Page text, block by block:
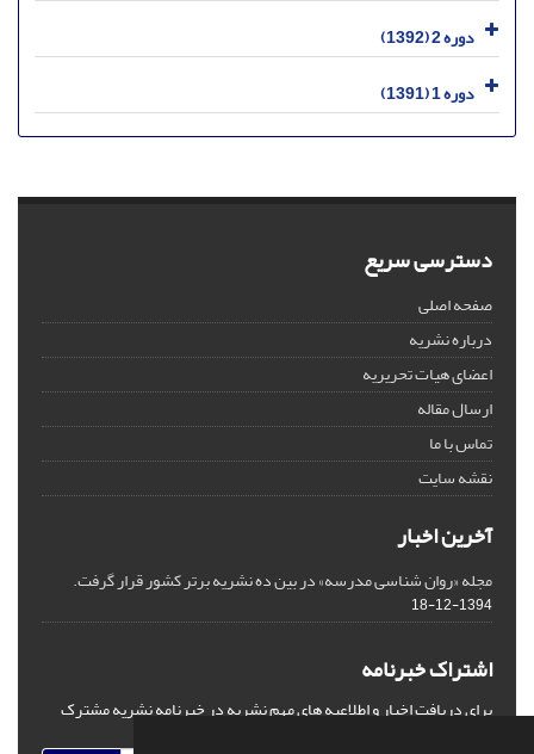
دوره 2 (1392)
دوره 1 (1391)
دسترسی سریع
صفحه اصلی
درباره نشریه
اعضای هیات تحریریه
ارسال مقاله
تماس با ما
نقشه سایت
آخرین اخبار
مجله «روان شناسی مدرسه» در بین ده نشریه برتر کشور قرار گرفت.
1394-12-18
اشتراک خبرنامه
برای دریافت اخبار و اطلاعیه های مهم نشریه در خبرنامه نشریه مشترک